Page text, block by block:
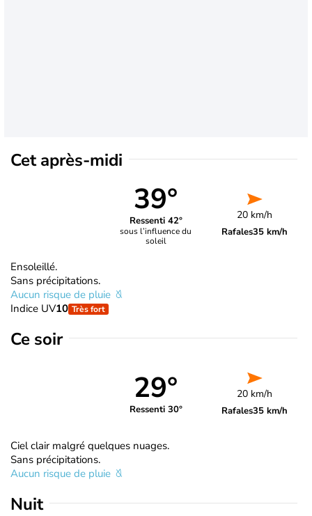
Cet après-midi
39°
Ressenti 42°
sous l’influence du
soleil
20 km/h
Rafales35 km/h
Ensoleillé.
Sans précipitations.
Aucun risque de pluie
Indice UV10 Très fort
Ce soir
29°
Ressenti 30°
20 km/h
Rafales35 km/h
Ciel clair malgré quelques nuages.
Sans précipitations.
Aucun risque de pluie
Nuit